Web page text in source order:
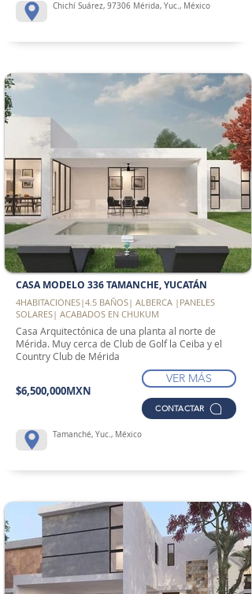
Chichí Suárez, 97306 Mérida, Yuc., México
CASA MODELO 336 TAMANCHE, YUCATÁN
4HABITACIONES|4.5 BAÑOS| ALBERCA |PANELES
SOLARES| ACABADOS EN CHUKUM
Casa Arquitectónica de una planta al norte de
Mérida. Muy cerca de Club de Golf la Ceiba y el
Country Club de Mérida
$6,500,000MXN
VER MÁS
CONTACTAR
Tamanché, Yuc., México